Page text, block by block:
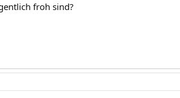
froh sind?